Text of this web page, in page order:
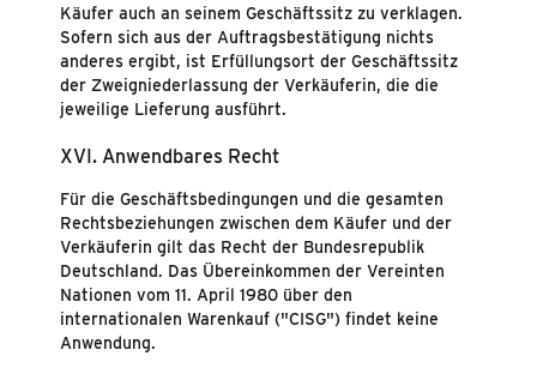
Käufer auch an seinem Geschäftssitz zu verklagen.
Sofern sich aus der Auftragsbestätigung nichts
anderes ergibt, ist Erfüllungsort der Geschäftssitz
der Zweigniederlassung der Verkäuferin, die die
jeweilige Lieferung ausführt.
XVI. Anwendbares Recht
Für die Geschäftsbedingungen und die gesamten
Rechtsbeziehungen zwischen dem Käufer und der
Verkäuferin gilt das Recht der Bundesrepublik
Deutschland. Das Übereinkommen der Vereinten
Nationen vom 11. April 1980 über den
internationalen Warenkauf ("CISG") findet keine
Anwendung.